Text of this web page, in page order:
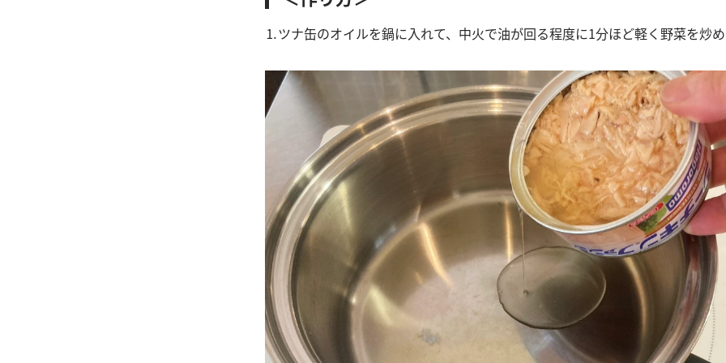
⒈ツナ缶のオイルを鍋に入れて、中火で油が回る程度に1分ほど軽く野菜を炒